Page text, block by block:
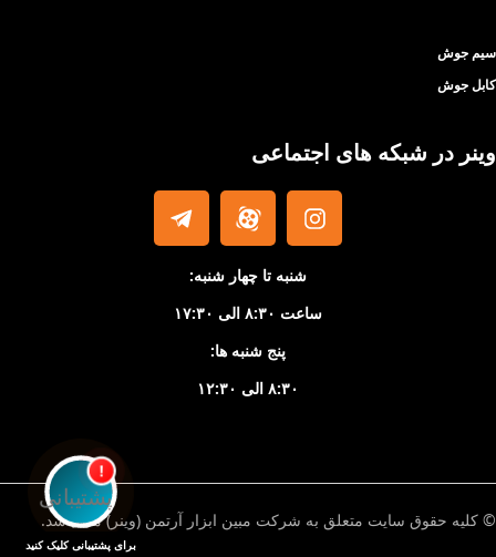
سیم جوش
کابل جوش
وینر در شبکه های اجتماعی
شنبه تا چهار شنبه:
ساعت ۸:۳۰ الی ۱۷:۳۰
پنج شنبه ها:
۸:۳۰ الی ۱۲:۳۰
© کلیه حقوق سایت متعلق به شرکت مبین ابزار آرتمن (وینر) می باشد.
!
برای پشتیبانی کلیک کنید